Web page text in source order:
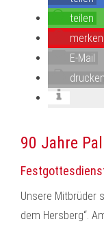
teilen
merken
E-Mail
drucken
90 Jahre
Unsere Mitbrüder
dem Hersberg“.